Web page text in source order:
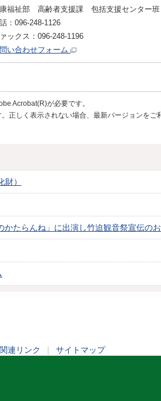
福祉部 高齢者支援課 包括支援センター班
：096-248-1126
ックス：096-248-1196
い合わせフォーム
Acrobat(R)が必要です。
正しく表示されない場合、最新バージョンをご
）
たらんね」に出演し竹迫観音祭宣伝のお
関連リンク サイトマップ